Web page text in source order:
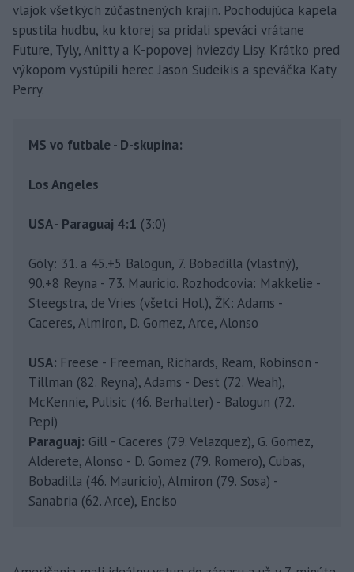
vlajok všetkých zúčastnených krajín. Pochodujúca kapela
spustila hudbu, ku ktorej sa pridali speváci vrátane
Future, Tyly, Anitty a K-popovej hviezdy Lisy. Krátko pred
výkopom vystúpili herec Jason Sudeikis a speváčka Katy
Perry.
MS vo futbale - D-skupina:
Los Angeles
USA - Paraguaj 4:1 (3:0)
Góly: 31. a 45.+5 Balogun, 7. Bobadilla (vlastný),
90.+8 Reyna - 73. Mauricio. Rozhodcovia: Makkelie -
Steegstra, de Vries (všetci Hol.), ŽK: Adams -
Caceres, Almiron, D. Gomez, Arce, Alonso
USA: Freese - Freeman, Richards, Ream, Robinson -
Tillman (82. Reyna), Adams - Dest (72. Weah),
McKennie, Pulisic (46. Berhalter) - Balogun (72.
Pepi)
Paraguaj: Gill - Caceres (79. Velazquez), G. Gomez,
Alderete, Alonso - D. Gomez (79. Romero), Cubas,
Bobadilla (46. Mauricio), Almiron (79. Sosa) -
Sanabria (62. Arce), Enciso